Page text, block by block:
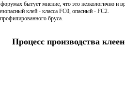
бытует мнение, что это неэкологично и
клей - класса FC0, опасный - FC2.
бруса.
Процесс производства